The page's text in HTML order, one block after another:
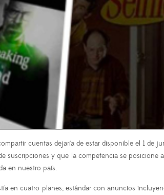
cuentas dejaría de estar disponible el 1
suscripciones y que la competencia se
en nuestro país.
en cuatro planes; estándar con anuncios